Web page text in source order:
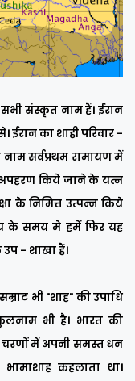
संस्कृत नाम हैं। ईरान
ईरान का शाही परिवार -
नाम सर्वप्रथम रामायण में
अपहरण किये जाने के यत्न
के निमित्त उत्पन्न किये
के समय मे हमें फिर यह
- शाखा हैं।
भी "शाह" की उपाधि
भी है। भारत की
के चरणों में अपनी समस्त धन
भामाशाह कहलाता था।